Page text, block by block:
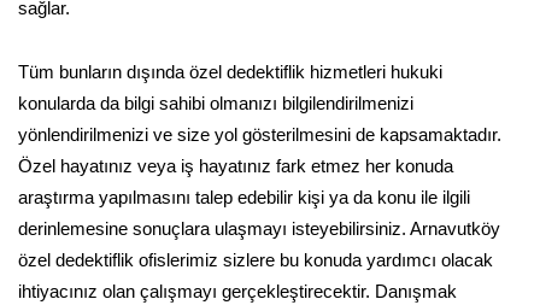
sağlar.
Tüm bunların dışında özel dedektiflik hizmetleri hukuki
konularda da bilgi sahibi olmanızı bilgilendirilmenizi
yönlendirilmenizi ve size yol gösterilmesini de kapsamaktadır.
Özel hayatınız veya iş hayatınız fark etmez her konuda
araştırma yapılmasını talep edebilir kişi ya da konu ile ilgili
derinlemesine sonuçlara ulaşmayı isteyebilirsiniz. Arnavutköy
özel dedektiflik ofislerimiz sizlere bu konuda yardımcı olacak
ihtiyacınız olan çalışmayı gerçekleştirecektir. Danışmak